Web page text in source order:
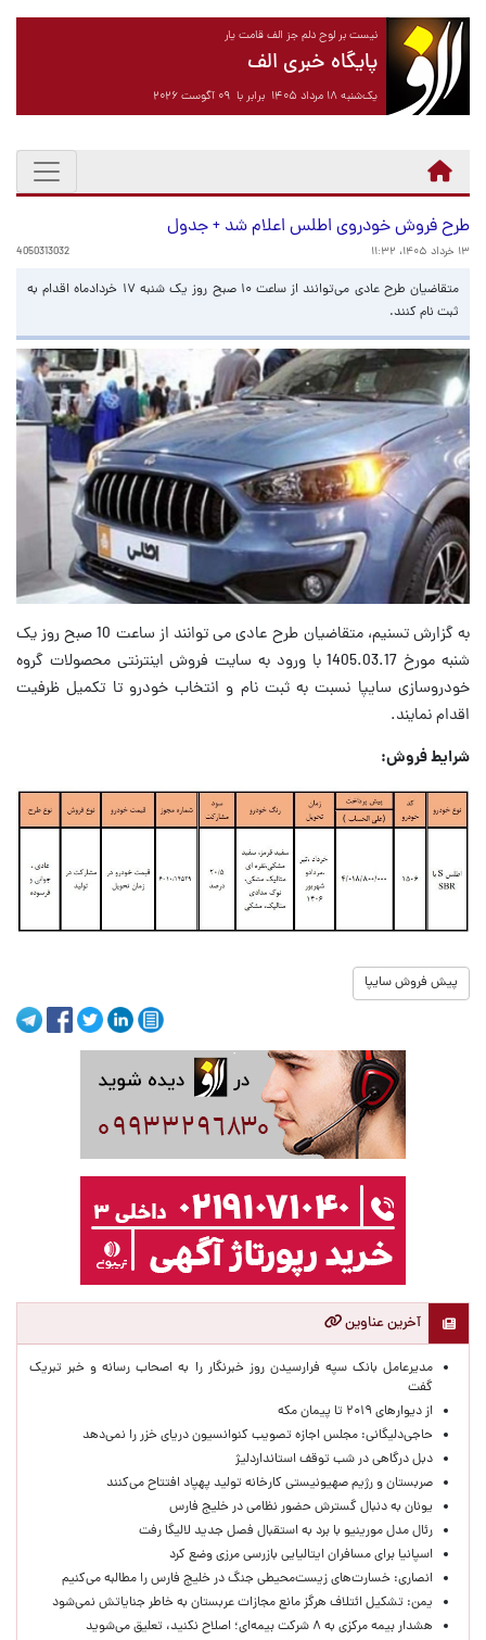
نیست بر لوح دلم جز الف قامت یار
پایگاه خبری الف
یک‌شنبه ۱۸ مرداد ۱۴۰۵ برابر با ۰۹ آگوست ۲۰۲۶
طرح فروش خودروی اطلس اعلام شد + جدول
۱۳ خرداد ۱۴۰۵، ۱۱:۳۲ 4050313032
متقاضیان طرح عادی می‌توانند از ساعت ۱۰ صبح روز یک شنبه ۱۷ خردادماه اقدام به
ثبت نام کنند.
به گزارش تسنیم، متقاضیان طرح عادی می توانند از ساعت 10 صبح روز یک
شنبه مورخ 1405.03.17 با ورود به سایت فروش اینترنتی محصولات گروه
خودروسازی سایپا نسبت به ثبت نام و انتخاب خودرو تا تکمیل ظرفیت
اقدام نمایند.
شرایط فروش:
پیش فروش سایپا
آخرین عناوین
مدیرعامل بانک سپه فرارسیدن روز خبرنگار را به اصحاب رسانه و خبر تبریک
گفت
از دیوارهای ۲۰۱۹ تا پیمان مکه
حاجی‌دلیگانی: مجلس اجازه تصویب کنوانسیون دریای خزر را نمی‌دهد
دبل درگاهی در شب توقف استانداردلیژ
صربستان و رژیم صهیونیستی کارخانه تولید پهپاد افتتاح می‌کنند
یونان به دنبال گسترش حضور نظامی در خلیج فارس
رئال مدل مورینیو با برد به استقبال فصل جدید لالیگا رفت
اسپانیا برای مسافران ایتالیایی بازرسی مرزی وضع کرد
انصاری: خسارت‌های زیست‌محیطی جنگ در خلیج فارس را مطالبه‌ می‌کنیم
یمن: تشکیل ائتلاف هرگز مانع مجازات عربستان به خاطر جنایاتش نمی‌شود
هشدار بیمه مرکزی به ۸ شرکت بیمه‌ای؛ اصلاح نکنید، تعلیق می‌شوید